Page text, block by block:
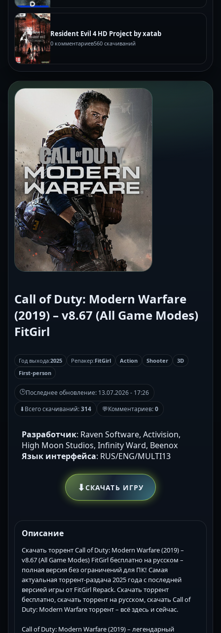
Resident Evil 4 HD Project by xatab
0 комментариев560 скачиваний
Call of Duty: Modern Warfare
(2019) – v8.67 (All Game Modes)
FitGirl
Год выхода:2025 Репакер:FitGirl Action Shooter
3D
First-person
🕒Последнее обновление: 13.07.2026 - 17:26
⬇Всего скачиваний:314 💬Комментариев:0
Разработчик: Raven Software, Activision,
High Moon Studios, Infinity Ward, Beenox
Язык интерфейса: RUS/ENG/MULTI13
⬇СКАЧАТЬ ИГРУ
Описание
Скачать торрент Call of Duty: Modern Warfare (2019) –
v8.67 (All Game Modes) FitGirl бесплатно на русском –
полная версия без ограничений для ПК! Самая
актуальная торрент-раздача 2025 года с последней
версией игры от FitGirl Repack. Скачать торрент
бесплатно, скачать торрент на русском, скачать Call of
Duty: Modern Warfare торрент – всё здесь и сейчас.
Call of Duty: Modern Warfare (2019) – легендарный